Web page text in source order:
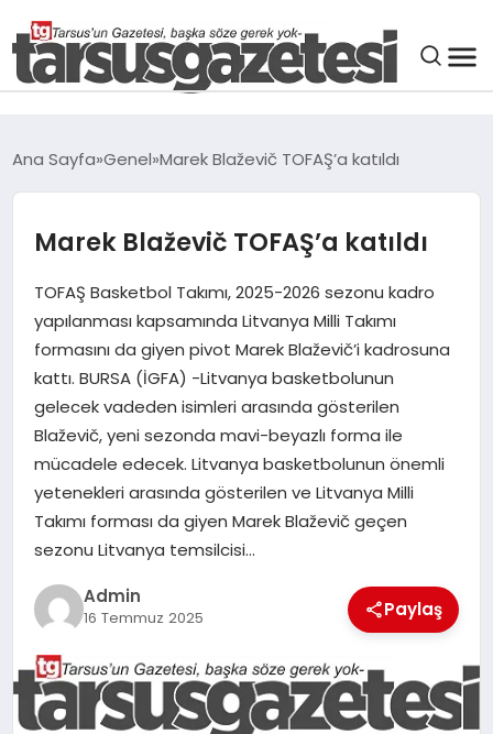
SPOR
ASAYIŞ
DÜNYA
SIYASET
EKONOMI
MERSIN
EĞITIM
Ana Sayfa Genel Marek Blaževič TOFAŞ’a katıldı
Marek Blaževič TOFAŞ’a katıldı
TOFAŞ Basketbol Takımı, 2025-2026 sezonu kadro
yapılanması kapsamında Litvanya Milli Takımı
formasını da giyen pivot Marek Blaževič’i kadrosuna
kattı. BURSA (İGFA) -Litvanya basketbolunun
gelecek vadeden isimleri arasında gösterilen
Blaževič, yeni sezonda mavi-beyazlı forma ile
mücadele edecek. Litvanya basketbolunun önemli
yetenekleri arasında gösterilen ve Litvanya Milli
Takımı forması da giyen Marek Blaževič geçen
sezonu Litvanya temsilcisi…
Admin
16 Temmuz 2025 Paylaş